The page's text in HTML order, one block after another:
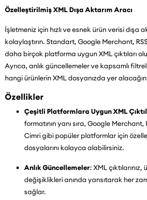
Özelleştirilmiş XML Dışa Aktarım Aracı
İşletmeniz için hızlı ve esnek ürün verisi dışa
kolaylaştırın. Standart, Google Merchant,
daha birçok platforma uygun XML çıktıları
Ayrıca, anlık güncellemeler ve kapsamlı
hangi ürünlerin XML dosyanızda yer
Özellikler
Çeşitli Platformlara Uygun XML
formatının yanı sıra, Google
Cimri gibi popüler platformlar için
dosyalarını kolayca alabilirsiniz.
Anlık Güncellemeler: XML
değişiklikleri anında yansıtarak her
sağlar.